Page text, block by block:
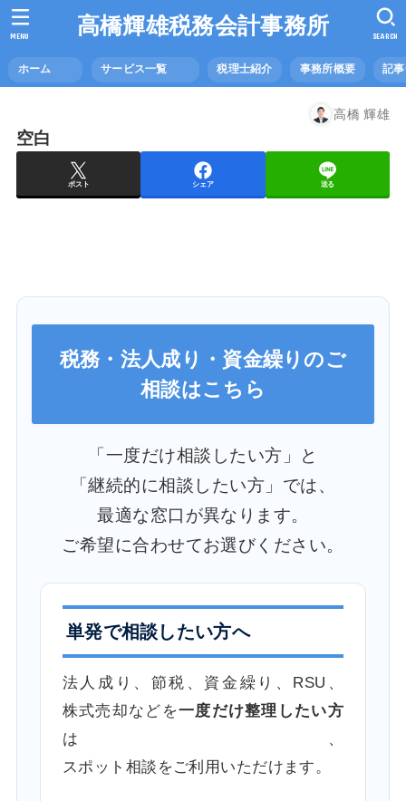
高橋輝雄税務会計事務所
ホーム サービス一覧 税理士紹介 事務所概要 記
SEARCH
MENU
高橋 輝雄
空白
ポスト シェア 送る
税務・法人成り・資金繰りのご
相談はこちら
「一度だけ相談したい方」と
「継続的に相談したい方」では、
最適な窓口が異なります。
ご希望に合わせてお選びください。
単発で相談したい方へ
法人成り、節税、資金繰り、RSU、
株式売却などを一度だけ整理したい方
は、
スポット相談をご利用いただけます。